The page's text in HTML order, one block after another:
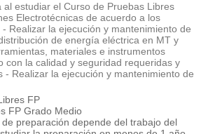
al estudiar el Curso de Pruebas Libres
Electrotécnicas de acuerdo a los
Realizar la ejecución y mantenimiento de
de energía eléctrica en MT y
materiales e instrumentos
con la calidad y seguridad requeridas y
- Realizar la ejecución y mantenimiento de
FP
FP Grado Medio
de preparación depende del trabajo del